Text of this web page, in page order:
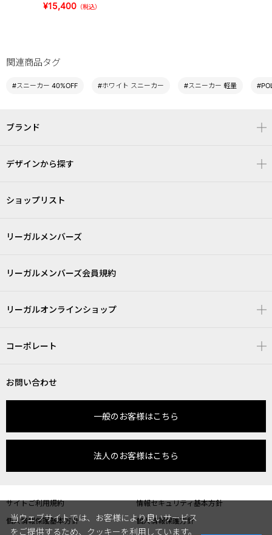
¥15,400（税込）
関連商品タグ
#スニーカー 40%OFF #ホワイト スニーカー #スニーカー 軽量
ブランド
デザインから探す
ショップリスト
リーガルメンバーズ
リーガルメンバーズ会員規約
リーガルオンラインショップ
コーポレート
お問い合わせ
一般のお客様はこちら
法人のお客様はこちら
サイトご利用規約
情報セキュリティ基本方針
個人情報保護基本方針
個人情報保護方針
当ウェブサイトでは、お客様により良いサービス
をご提供するため、クッキーを利用しています。